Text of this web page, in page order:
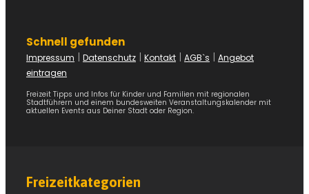
Berlin
Chemnitz
Schnell gefunden
Impressum | Datenschutz | Kontakt | AGB`s | Angebot
eintragen
Freizeit Tipps und Infos für Kinder und Familien mit regionalen
Stadtführern und einem bundesweiten Veranstaltungskalender mit
aktuellen Events aus Deiner Stadt oder Region.
Freizeitkategorien